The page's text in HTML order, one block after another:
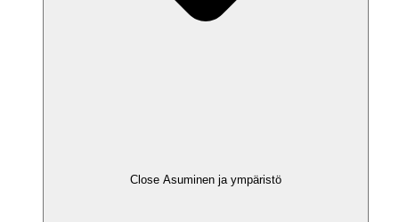
Close Asuminen ja ympäristö